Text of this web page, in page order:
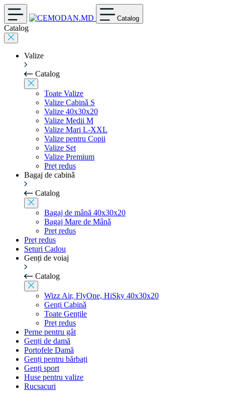
Catalog
Catalog
Valize
Catalog
Toate Valize
Valize Cabinǎ S
Valize 40x30x20
Valize Medii M
Valize Mari L-XXL
Valize pentru Copii
Valize Set
Valize Premium
Preț redus
Bagaj de cabinǎ
Catalog
Bagaj de mână 40x30x20
Bagaj Mare de Mânǎ
Preț redus
Preț redus
Seturi Cadou
Genți de voiaj
Catalog
Wizz Air, FlyOne, HiSky 40x30x20
Genți Cabinǎ
Toate Gențile
Preț redus
Perne pentru gât
Genți de damă
Portofele Damă
Genți pentru bărbați
Genți sport
Huse pentru valize
Rucsacuri